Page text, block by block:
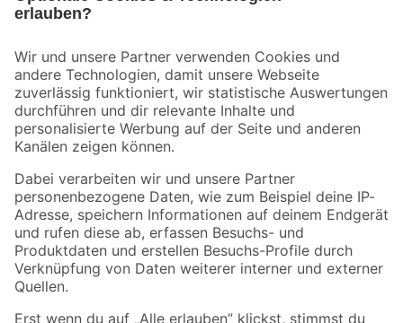
Der toom Newsletter: Keine Angebote und Aktionen mehr verpassen!
Zur Newsletter Anmeldung
Folge uns
Zahlungsarten Versandarten
Sicher einkaufen